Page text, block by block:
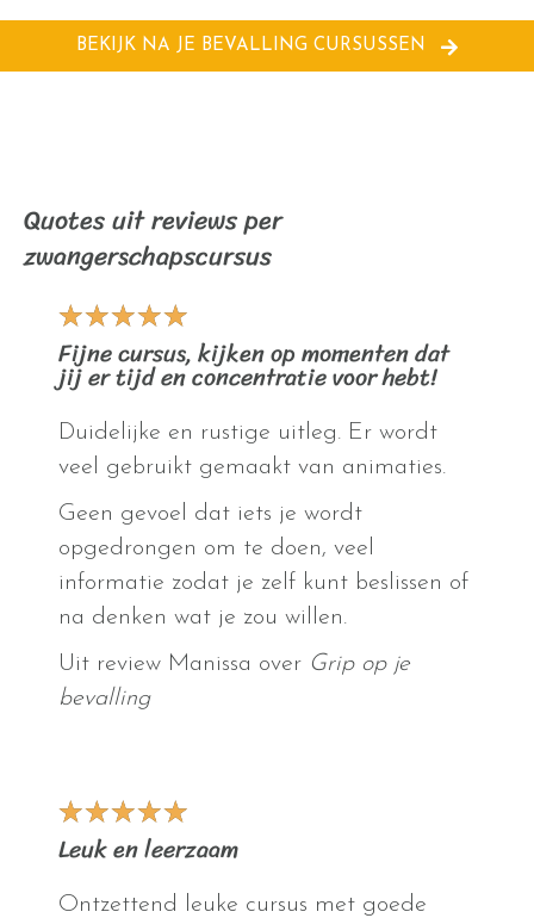
BEKIJK NA JE BEVALLING CURSUSSEN
Quotes uit reviews per
zwangerschapscursus
★★★★★
Fijne cursus, kijken op momenten dat
jij er tijd en concentratie voor hebt!
Duidelijke en rustige uitleg. Er wordt
veel gebruikt gemaakt van animaties.
Geen gevoel dat iets je wordt
opgedrongen om te doen, veel
informatie zodat je zelf kunt beslissen of
na denken wat je zou willen.
Uit review Manissa over Grip op je
bevalling
★★★★★
Leuk en leerzaam
Ontzettend leuke cursus met goede